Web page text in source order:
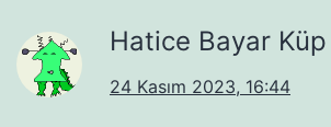
Hatice Bayar Küp
24 Kasım 2023, 16:44